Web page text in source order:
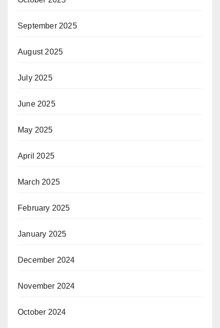
September 2025
August 2025
July 2025
June 2025
May 2025
April 2025
March 2025
February 2025
January 2025
December 2024
November 2024
October 2024